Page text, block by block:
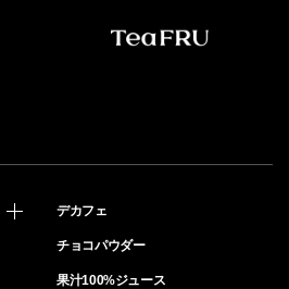
デカフェ
チョコパウダー
果汁100%ジュース